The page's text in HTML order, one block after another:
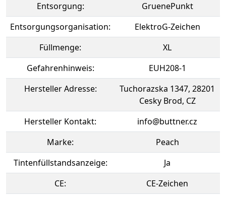
Entsorgung:
GruenePunkt
Entsorgungsorganisation:
ElektroG-Zeichen
Füllmenge:
XL
Gefahrenhinweis:
EUH208-1
Hersteller Adresse:
Tuchorazska 1347, 28201
Cesky Brod, CZ
Hersteller Kontakt:
info@buttner.cz
Marke:
Peach
Tintenfüllstandsanzeige:
Ja
CE:
CE-Zeichen